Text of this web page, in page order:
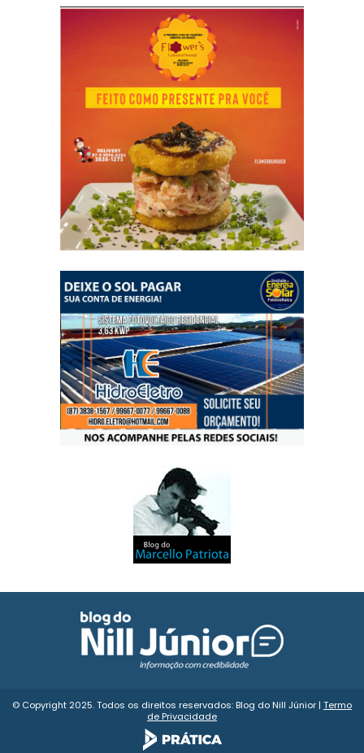
© Copyright 2025. Todos os direitos reservados: Blog do Nill Júnior | Termo
de Privacidade